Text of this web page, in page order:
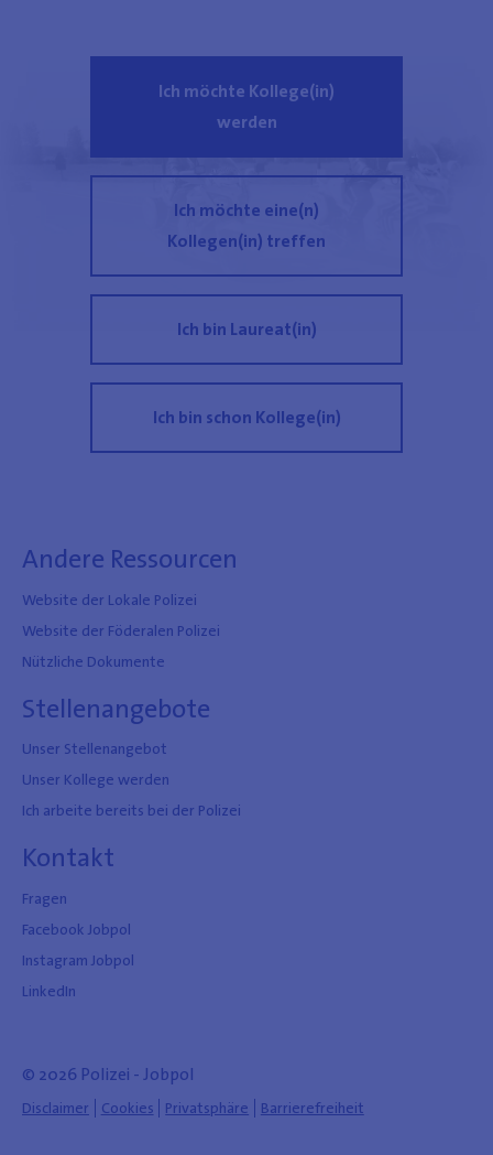
Ich möchte Kollege(in)
werden
Ich möchte eine(n)
Kollegen(in) treffen
Ich bin Laureat(in)
Ich bin schon Kollege(in)
Andere Ressourcen
Website der Lokale Polizei
Website der Föderalen Polizei
Nützliche Dokumente
Stellenangebote
Unser Stellenangebot
Unser Kollege werden
Ich arbeite bereits bei der Polizei
Kontakt
Fragen
Facebook Jobpol
Instagram Jobpol
LinkedIn
© 2026 Polizei - Jobpol
Disclaimer Cookies Privatsphäre Barrierefreiheit